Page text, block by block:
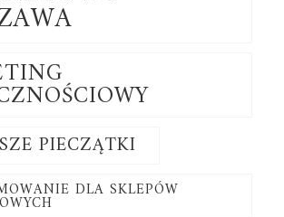
PIECZĄTKI
DLA SKLEPÓW